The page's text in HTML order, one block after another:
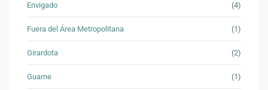
Envigado (4)
Fuera del Área Metropolitana (1)
Girardota (2)
Guarne (1)